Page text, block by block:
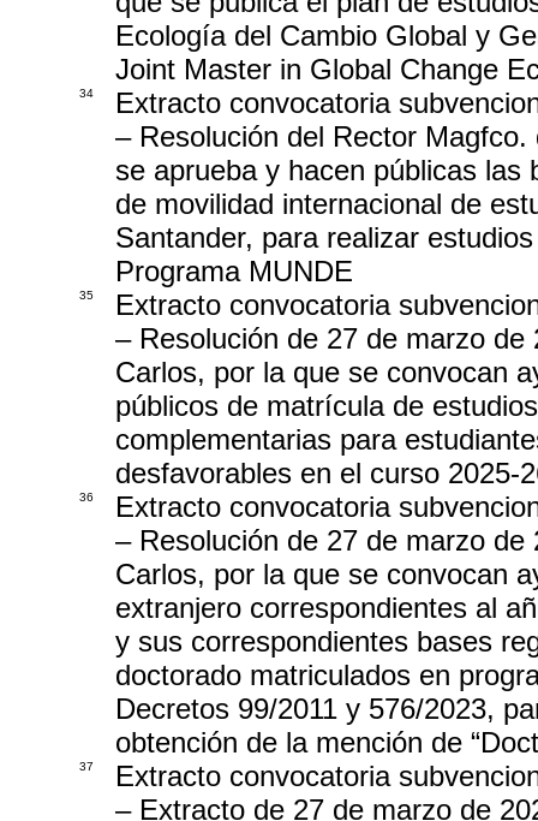
Ecología del Cambio Global y
Joint Master in Global Change
34
Extracto convocatoria
– Resolución del Rector
se aprueba y hacen públicas
de movilidad internacional de
Santander, para realizar
Programa MUNDE
35
Extracto convocatoria
– Resolución de 27 de marzo
Carlos, por la que se convocan
públicos de matrícula de
complementarias para
desfavorables en el curso 2025-
36
Extracto convocatoria
– Resolución de 27 de marzo
Carlos, por la que se convocan
extranjero correspondientes al
y sus correspondientes bases
doctorado matriculados en
Decretos 99/2011 y 576/2023,
obtención de la mención de
37
Extracto convocatoria
– Extracto de 27 de marzo de